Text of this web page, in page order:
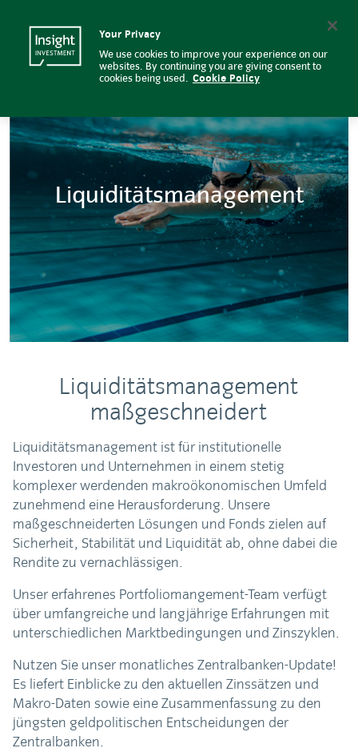
Liquiditätsmanagement |
Liquiditätsmanagement
Liquiditätsmanagement
maßgeschneidert
Liquiditätsmanagement ist für institutionelle
Investoren und Unternehmen in einem stetig
komplexer werdenden makroökonomischen Umfeld
zunehmend eine Herausforderung. Unsere
maßgeschneiderten Lösungen und Fonds zielen auf
Sicherheit, Stabilität und Liquidität ab, ohne dabei die
Rendite zu vernachlässigen.
Unser erfahrenes Portfoliomangement-Team verfügt
über umfangreiche und langjährige Erfahrungen mit
unterschiedlichen Marktbedingungen und Zinszyklen.
Nutzen Sie unser monatliches Zentralbanken-Update!
Es liefert Einblicke zu den aktuellen Zinssätzen und
Makro-Daten sowie eine Zusammenfassung zu den
jüngsten geldpolitischen Entscheidungen der
Zentralbanken.
Your Privacy
We use cookies to improve your experience on our
websites. By continuing you are giving consent to
cookies being used. Cookie Policy